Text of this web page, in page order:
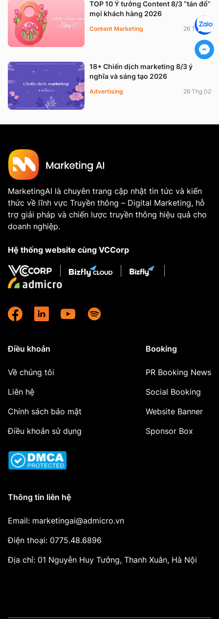
TOP 10 Ý tưởng Content 8/3 “tán đổ”
mọi khách hàng 2026
Content Marketing 26 Thg 02
18+ Chiến dịch marketing 8/3 ý
nghĩa và sáng tạo 2026
Advertising 26 Thg 02
MarketingAI là chuyên trang cập nhật tin tức và kiến
thức về lĩnh vực Truyền thông – Digital Marketing, hỗ
trợ giải pháp và chiến lược truyền thông hiệu quả cho
doanh nghiệp.
Hệ thống website cùng VCCorp
Điều khoản
Về chúng tôi
Liên hệ
Chính sách bảo mật
Điều khoản sử dụng
Booking
PR Booking News
Social Booking
Website Banner
Sponsor Box
Thông tin liên hệ
Email: marketingai@admicro.vn
Điện thoại: 0775.48.6896
Địa chỉ: 01 Nguyễn Huy Tưởng, Thanh Xuân, Hà Nội